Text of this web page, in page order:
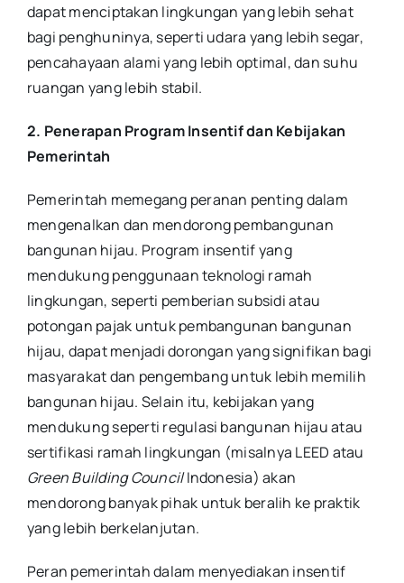
dapat menciptakan lingkungan yang lebih sehat
bagi penghuninya, seperti udara yang lebih segar,
pencahayaan alami yang lebih optimal, dan suhu
ruangan yang lebih stabil.
2. Penerapan Program Insentif dan Kebijakan
Pemerintah
Pemerintah memegang peranan penting dalam
mengenalkan dan mendorong pembangunan
bangunan hijau. Program insentif yang
mendukung penggunaan teknologi ramah
lingkungan, seperti pemberian subsidi atau
potongan pajak untuk pembangunan bangunan
hijau, dapat menjadi dorongan yang signifikan bagi
masyarakat dan pengembang untuk lebih memilih
bangunan hijau. Selain itu, kebijakan yang
mendukung seperti regulasi bangunan hijau atau
sertifikasi ramah lingkungan (misalnya LEED atau
Green Building CouncilIndonesia) akan
mendorong banyak pihak untuk beralih ke praktik
yang lebih berkelanjutan.
Peran pemerintah dalam menyediakan insentif